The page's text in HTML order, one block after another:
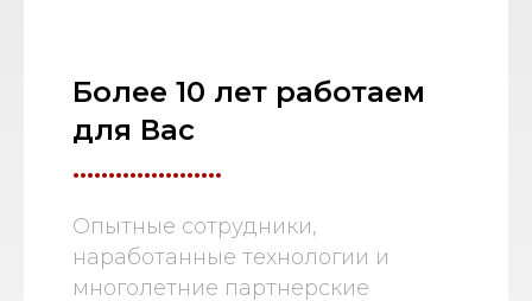
Более 10 лет работаем
для Вас
.....................
Опытные сотрудники,
наработанные технологии и
многолетние партнерские